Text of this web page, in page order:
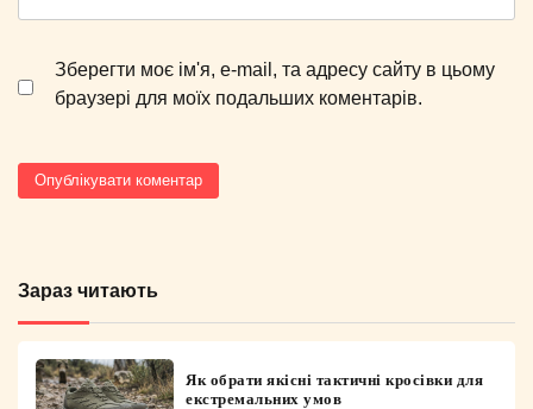
Зберегти моє ім'я, e-mail, та адресу сайту в цьому
браузері для моїх подальших коментарів.
Зараз читають
Як обрати якісні тактичні кросівки для
екстремальних умов